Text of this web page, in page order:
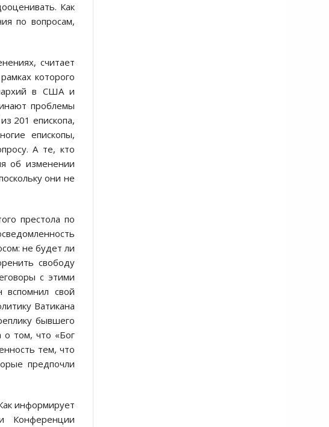
Как
по вопросам,
считает
которого
в США и
проблемы
201 епископа,
епископы,
А те, кто
об изменении
они не
престола по
не будет ли
свободу
с этими
свой
Ватикана
бывшего
о том, что «Бог
тем, что
предпочли
информирует
Конференции